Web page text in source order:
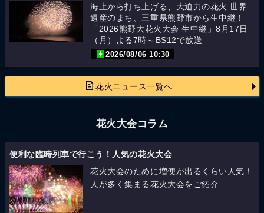
海上から打ち上げる、大迫力の花火 世界
遺産のまち、三重県熊野市から生中継！
「2026熊野大花火大会 生中継」8月17日
（月）よる7時～BS12で放送
2026/08/06 10:30
花火ニュース一覧へ
花火大会コラム
便利な臨時列車で行こう！人気の花火大会
花火大会のために増便が出るくらい人気！
人が多く集まる花火大会をご紹介